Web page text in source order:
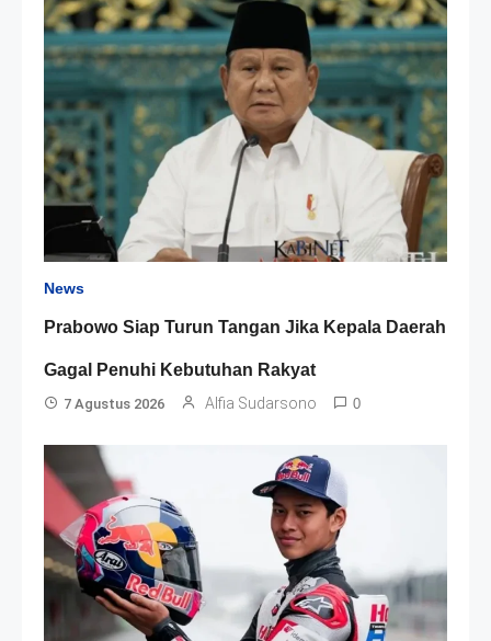
News
Prabowo Siap Turun Tangan Jika Kepala Daerah
Gagal Penuhi Kebutuhan Rakyat
7 Agustus 2026 Alfia Sudarsono 0